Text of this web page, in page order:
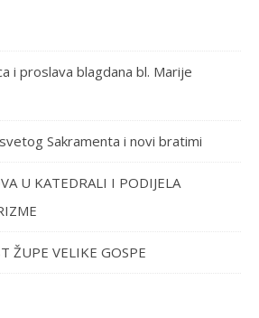
i proslava blagdana bl. Marije
Sakramenta i novi bratimi
U KATEDRALI I PODIJELA
ŽUPE VELIKE GOSPE